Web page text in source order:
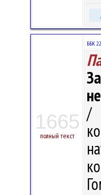
1665
полный текст
ББК
/